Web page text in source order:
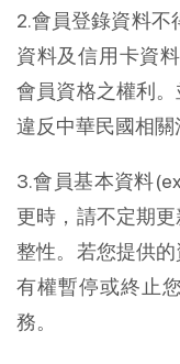
2.會員登錄資料不
資料及信用卡資
會員資格之權利
違反中華民國相關
3.會員基本資料
更時，請不定期
整性。若您提供
有權暫停或終止
務。